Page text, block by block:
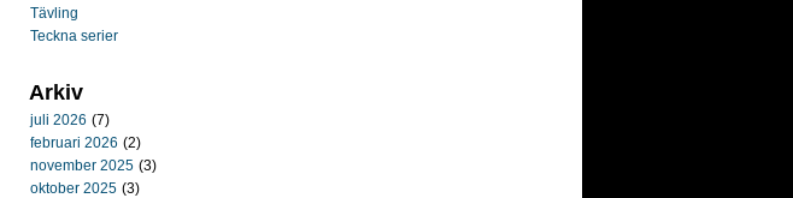
Tävling
Teckna serier
Arkiv
juli 2026 (7)
februari 2026 (2)
november 2025 (3)
oktober 2025 (3)